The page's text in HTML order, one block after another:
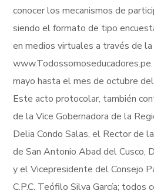
conocer los mecanismos de
siendo el formato de tipo
en medios virtuales a través de la
mayo hasta el mes de octubre
Este acto protocolar, también
de la Vice Gobernadora de la
Delia Condo Salas, el Rector de
de San Antonio Abad del Cusco,
y el Vicepresidente del Consejo
C.P.C. Teófilo Silva García; todos